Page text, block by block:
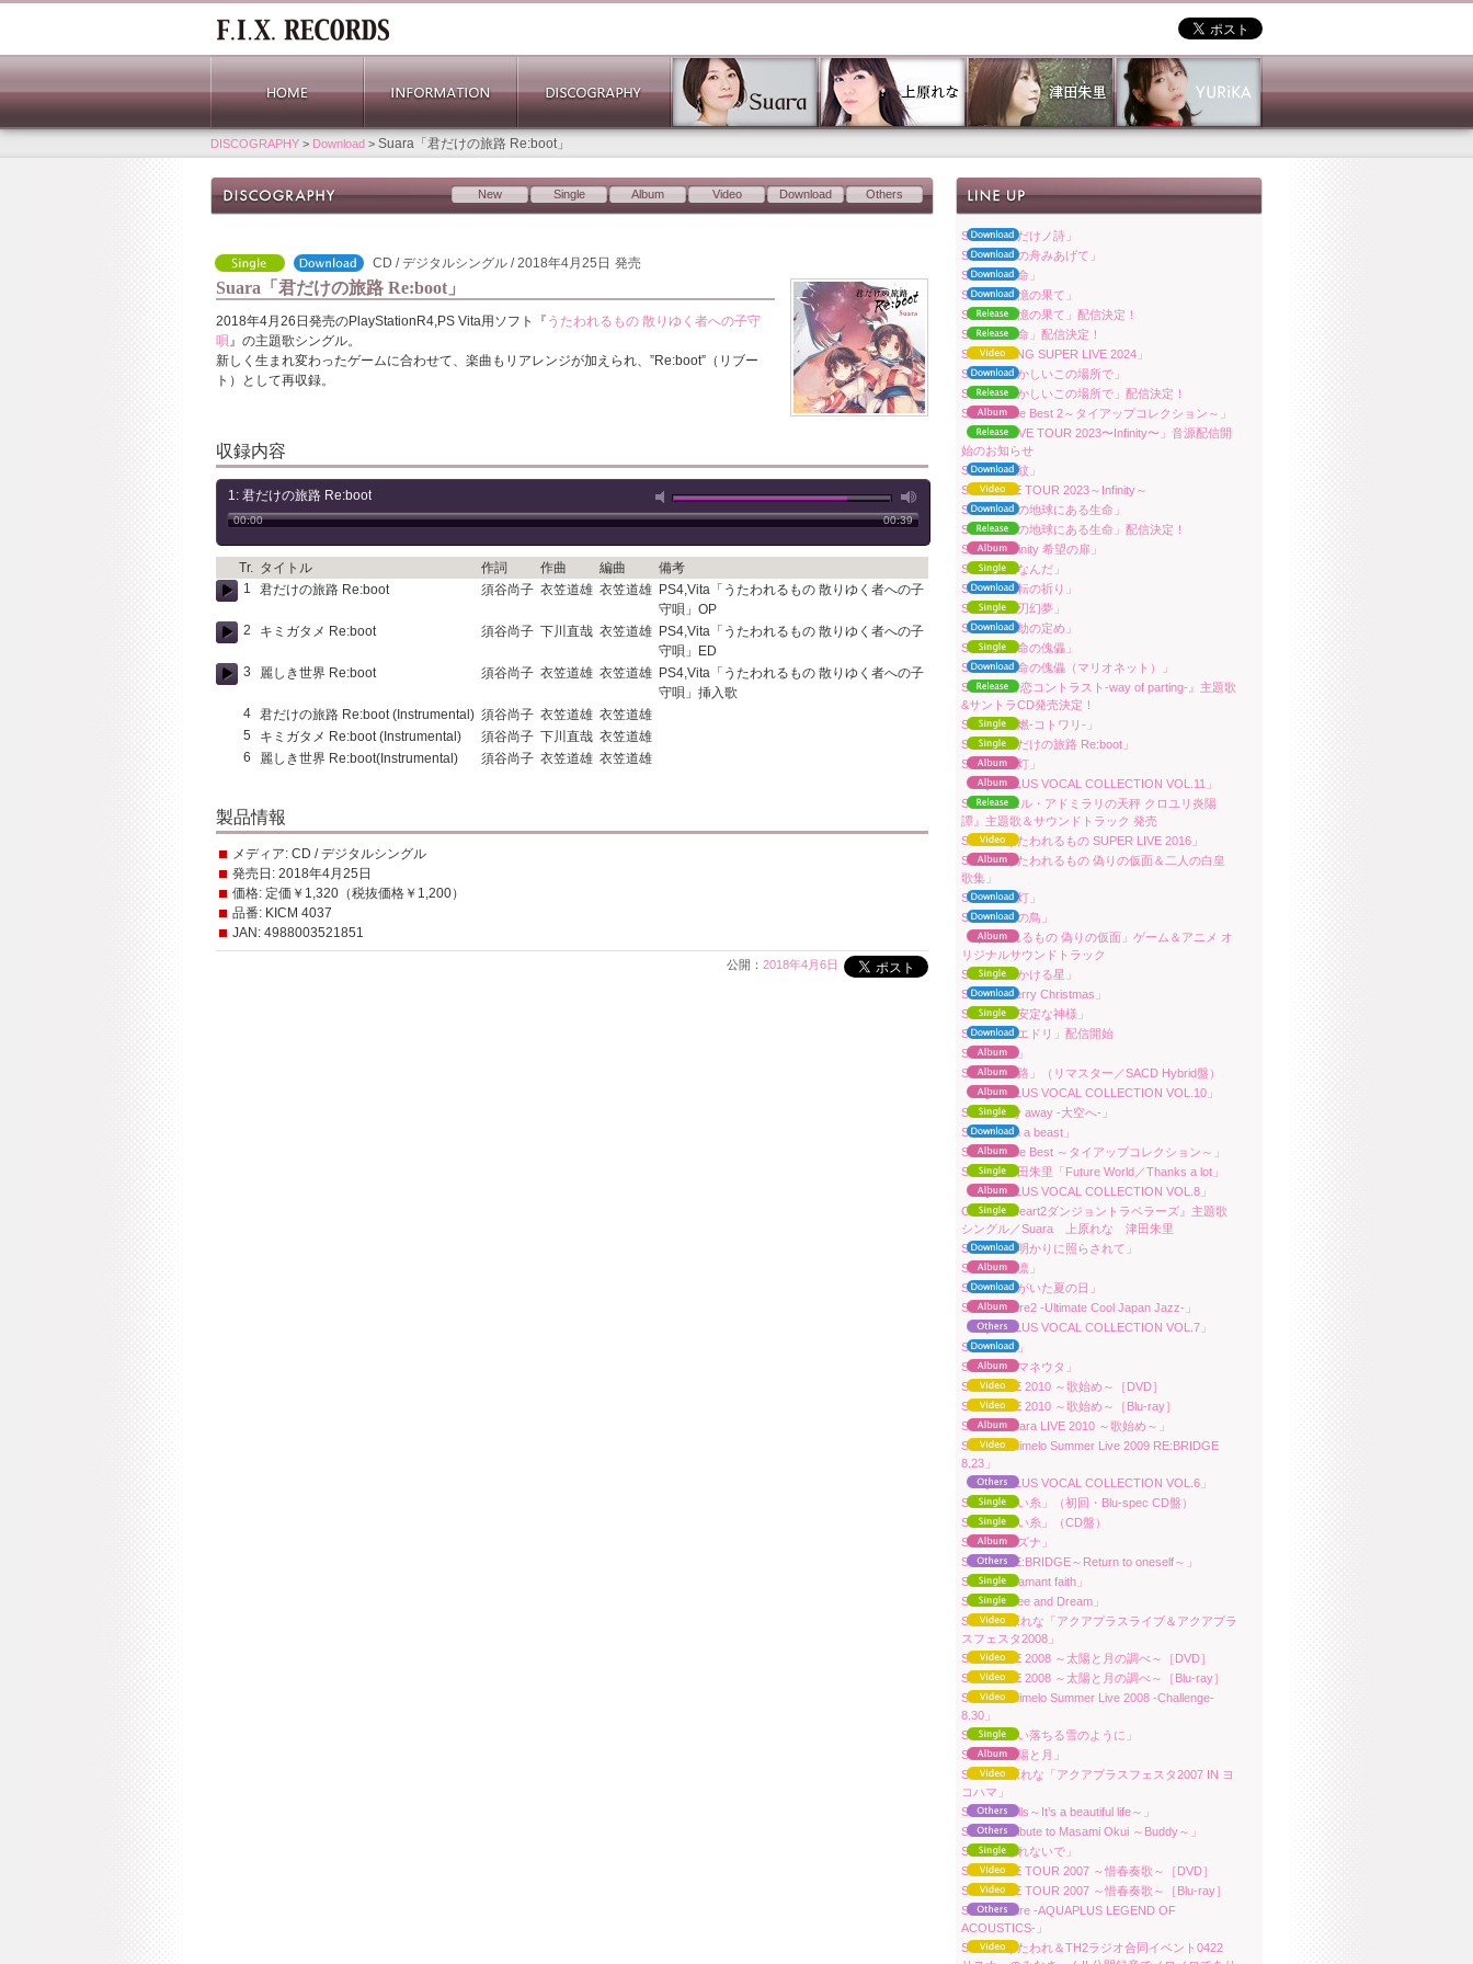
DISCOGRAPHY > Download > Suara「君だけの旅路 Re:boot」
New Single Album Video Download Others
CD / デジタルシングル / 2018年4月25日 発売
Suara「君だけの旅路 Re:boot」
2018年4月26日発売のPlayStationR4,PS Vita用ソフト『 うたわれるもの 散りゆく者への子守
唄』の主題歌シングル。
新しく生まれ変わったゲームに合わせて、楽曲もリアレンジが加えられ、”Re:boot”（リブー
ト）として再収録。
収録内容
00:00 00:39
1: 君だけの旅路 Re:boot
Tr. タイトル 作詞 作曲 編曲
備考
1
君だけの旅路 Re:boot 須谷尚子 衣笠道雄 衣笠道雄 PS4,Vita「うたわれるもの 散りゆく者への子
守唄」OP
2
キミガタメ Re:boot 須谷尚子 下川直哉 衣笠道雄 PS4,Vita「うたわれるもの 散りゆく者への子
守唄」ED
3
麗しき世界 Re:boot 須谷尚子 衣笠道雄 衣笠道雄 PS4,Vita「うたわれるもの 散りゆく者への子
守唄」挿入歌
4 君だけの旅路 Re:boot (Instrumental) 須谷尚子 衣笠道雄 衣笠道雄
5
キミガタメ Re:boot (Instrumental) 須谷尚子 下川直哉 衣笠道雄
6
麗しき世界 Re:boot(Instrumental) 須谷尚子 衣笠道雄 衣笠道雄
製品情報
メディア: CD / デジタルシングル
発売日: 2018年4月25日
価格: 定価￥1,320（税抜価格￥1,200）
品番: KICM 4037
JAN: 4988003521851
公開： 2018年4月6日
Suara「君だけノ詩」
Suara「月の舟みあげて」
Suara「響命」
Suara「記憶の果て」
Suara「記憶の果て」配信決定！
Suara「響命」配信決定！
Suara「KING SUPER LIVE 2024」
Suara「懐かしいこの場所で」
Suara「懐かしいこの場所で」配信決定！
Suara「The Best 2～タイアップコレクション～」
「Suara LIVE TOUR 2023〜Infinity〜」音源配信開
始のお知らせ
Suara「波紋」
Suara LIVE TOUR 2023～Infinity～
Suara「この地球にある生命」
Suara「この地球にある生命」配信決定！
Suara「Infinity 希望の扉」
Suara「人なんだ」
Suara「流転の祈り」
Suara「戦刃幻夢」
Suara「永劫の定め」
Suara「天命の傀儡」
Suara「天命の傀儡（マリオネット）」
Suara 『片恋コントラスト-way of parting-』主題歌
&サントラCD発売決定！
Suara「理燃-コトワリ-」
Suara「君だけの旅路 Re:boot」
Suara「星灯」
「AQUAPLUS VOCAL COLLECTION VOL.11」
Suara 『ニル・アドミラリの天秤 クロユリ炎陽
譚』主題歌＆サウンドトラック 発売
Suara「うたわれるもの SUPER LIVE 2016」
Suara「うたわれるもの 偽りの仮面＆二人の白皇
歌集」
Suara「星灯」
Suara「焔の鳥」
「うたわれるもの 偽りの仮面」ゲーム＆アニメ オ
リジナルサウンドトラック
Suara「天かける星」
Suara「Merry Christmas」
Suara「不安定な神様」
Suara「ヌエドリ」配信開始
Suara「声」
Suara「夢路」（リマスター／SACD Hybrid盤）
「AQUAPLUS VOCAL COLLECTION VOL.10」
Suara「Fly away -大空へ-」
Suara「I’m a beast」
Suara「The Best ～タイアップコレクション～」
Suara／津田朱里「Future World／Thanks a lot」
「AQUAPLUS VOCAL COLLECTION VOL.8」
OVA『ToHeart2ダンジョントラベラーズ』主題歌
シングル／Suara 上原れな 津田朱里
Suara「月明かりに照らされて」
Suara「花凛」
Suara「君がいた夏の日」
Suara「Pure2 -Ultimate Cool Japan Jazz-」
「AQUAPLUS VOCAL COLLECTION VOL.7」
Suara「桜」
Suara「アマネウタ」
Suara LIVE 2010 ～歌始め～［DVD］
Suara LIVE 2010 ～歌始め～［Blu-ray］
Suara「Suara LIVE 2010 ～歌始め～」
Suara「Animelo Summer Live 2009 RE:BRIDGE
8.23」
「AQUAPLUS VOCAL COLLECTION VOL.6」
Suara「赤い糸」（初回・Blu-spec CD盤）
Suara「赤い糸」（CD盤）
Suara「キズナ」
Suara「RE:BRIDGE～Return to oneself～」
Suara「adamant faith」
Suara「Free and Dream」
Suara/上原れな「アクアプラスライブ＆アクアプラ
スフェスタ2008」
Suara LIVE 2008 ～太陽と月の調べ～［DVD］
Suara LIVE 2008 ～太陽と月の調べ～［Blu-ray］
Suara「Animelo Summer Live 2008 -Challenge-
8.30」
Suara「舞い落ちる雪のように」
Suara「太陽と月」
Suara/上原れな「アクアプラスフェスタ2007 IN ヨ
コハマ」
Suara「Yells～It’s a beautiful life～」
Suara「Tribute to Masami Okui ～Buddy～」
Suara「忘れないで」
Suara LIVE TOUR 2007 ～惜春奏歌～［DVD］
Suara LIVE TOUR 2007 ～惜春奏歌～［Blu-ray］
Suara「Pure -AQUAPLUS LEGEND OF
ACOUSTICS-」
Suara「うたわれ＆TH2ラジオ合同イベント0422